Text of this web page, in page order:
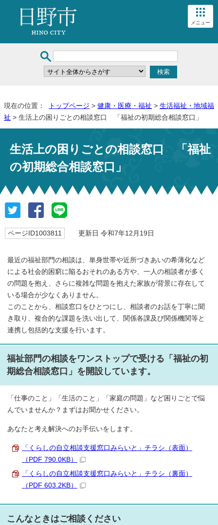
メニュー
現在の位置： トップページ > 健康・医療・福祉 > 生活福祉・地域福
祉 > 生活上の困りごとの相談窓口 「福祉の初期総合相談窓口」
生活上の困りごとの相談窓口 「福祉
の初期総合相談窓口」
ページID1003811 更新日 令和7年12月19日
最近の福祉部門の相談は、単身世帯や近所づきあいの希薄化など
による社会的困窮に陥るおそれのある方や、一人の相談者が多く
の問題を抱え、さらに複雑な問題を抱えた家族が背景に存在して
いる場合が少なくありません。
このことから、相談窓口をひとつにし、相談者のお話を丁寧に聞
き取り、複合的な課題を洗い出して、関係各課及び関係機関等と
連携し包括的な支援を行います。
福祉部門の相談をワンストップで受ける「福祉の初
期総合相談窓口」を開設しています。
「仕事のこと」「生活のこと」「家庭の問題」など困りごとで悩
んでいませんか？まずはお聞かせください。
あなたと考え解決へのお手伝いをします。
「くらしの自立相談支援窓口みらいと」チラシ（表面）
（PDF 790.0KB）
「くらしの自立相談支援窓口みらいと」チラシ（裏面）
（PDF 603.2KB）
こんなときはご相談ください